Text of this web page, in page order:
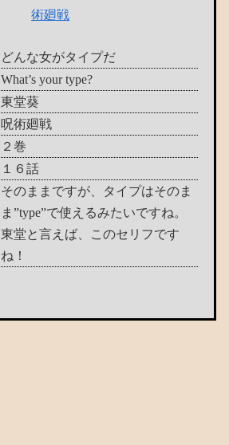
術廻戦
どんな女がタイプだ
What’s your type?
東堂葵
呪術廻戦
２巻
１６話
そのままですが、タイプはそのま
ま”type”で使えるみたいですね。
東堂と言えば、このセリフです
ね！